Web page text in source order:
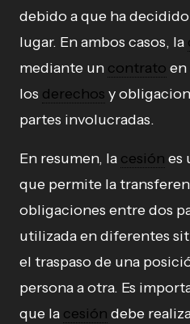
debido a que ha
lugar. En ambos casos, la
mediante un contrato en
los derechos y
partes involucradas.
En resumen, la cesión es
que permite la
obligaciones entre dos
utilizada en diferentes
el traspaso de una
persona a otra. Es
que la cesión debe